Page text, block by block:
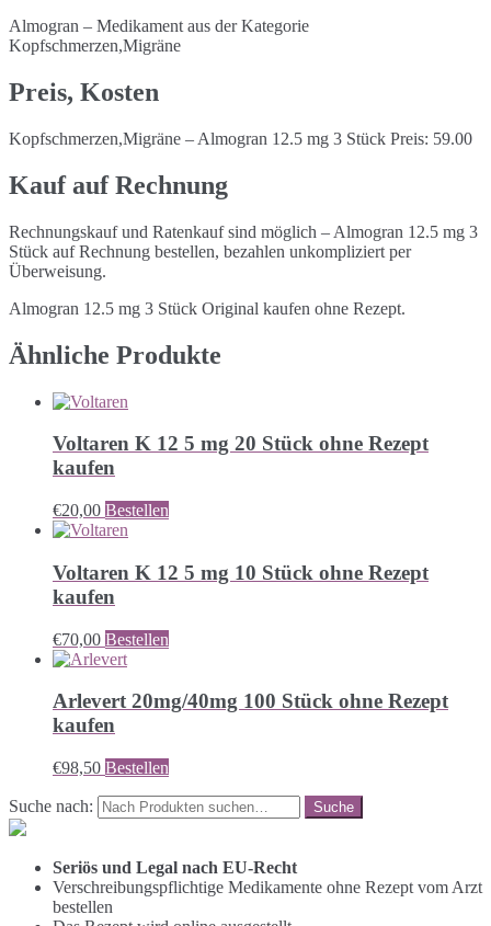
Almogran – Medikament aus der Kategorie
Kopfschmerzen,Migräne
Preis, Kosten
Kopfschmerzen,Migräne – Almogran 12.5 mg 3 Stück Preis: 59.00
Kauf auf Rechnung
Rechnungskauf und Ratenkauf sind möglich – Almogran 12.5 mg 3
Stück auf Rechnung bestellen, bezahlen unkompliziert per
Überweisung.
Almogran 12.5 mg 3 Stück Original kaufen ohne Rezept.
Ähnliche Produkte
Voltaren K 12 5 mg 20 Stück ohne Rezept
kaufen
€20,00 Bestellen
Voltaren K 12 5 mg 10 Stück ohne Rezept
kaufen
€70,00 Bestellen
Arlevert 20mg/40mg 100 Stück ohne Rezept
kaufen
€98,50 Bestellen
Suche nach:
Seriös und Legal nach EU-Recht
Verschreibungspflichtige Medikamente ohne Rezept vom Arzt
bestellen